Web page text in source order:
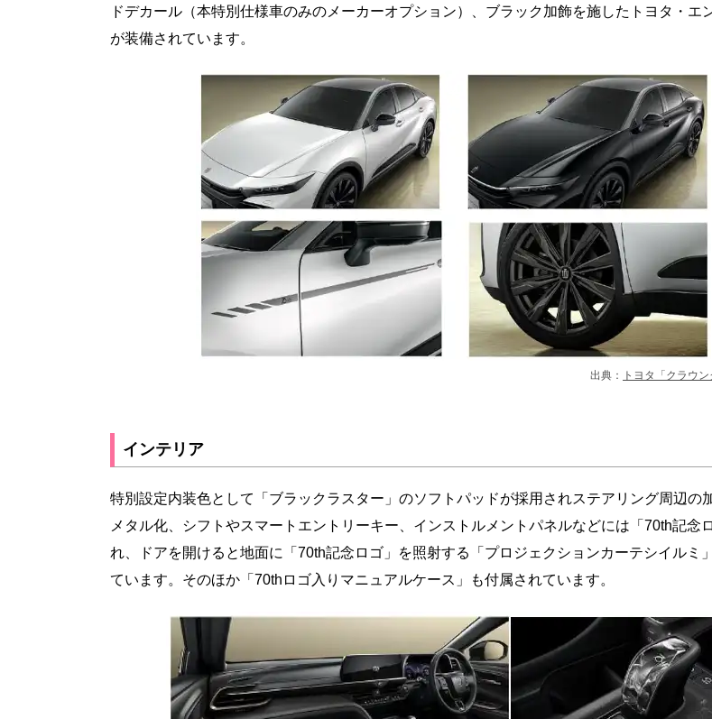
ドデカール（本特別仕様車のみのメーカーオプション）、ブラック加飾を施したトヨタ・エ
が装備されています。
出典： トヨタ「クラウン
インテリア
特別設定内装色として「ブラックラスター」のソフトパッドが採用されステアリング周辺の
メタル化、シフトやスマートエントリーキー、インストルメントパネルなどには「70th記念
れ、ドアを開けると地面に「70th記念ロゴ」を照射する「プロジェクションカーテシイルミ
ています。そのほか「70thロゴ入りマニュアルケース」も付属されています。